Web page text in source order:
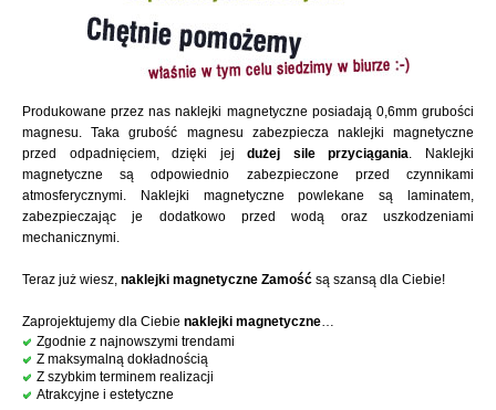
Produkowane przez nas naklejki magnetyczne posiadają 0,6mm grubości
magnesu. Taka grubość magnesu zabezpiecza naklejki magnetyczne
przed odpadnięciem, dzięki jejdużej sile przyciągania. Naklejki
magnetyczne są odpowiednio zabezpieczone przed czynnikami
atmosferycznymi. Naklejki magnetyczne powlekane są laminatem,
zabezpieczając je dodatkowo przed wodą oraz uszkodzeniami
mechanicznymi.
Teraz już wiesz, naklejki magnetyczne Zamość są szansą dla Ciebie!
Zaprojektujemy dla Ciebie naklejki magnetyczne…
Zgodnie z najnowszymi trendami
Z maksymalną dokładnością
Z szybkim terminem realizacji
Atrakcyjne i estetyczne